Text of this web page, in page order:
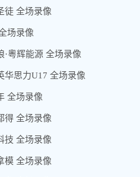
徒 全场录像
场录像
粵辉能源 全场录像
华思力U17 全场录像
全场录像
得 全场录像
技 全场录像
模 全场录像